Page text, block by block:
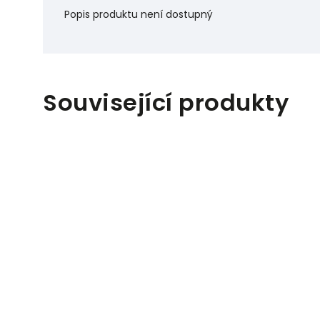
Popis produktu není dostupný
Související produkty